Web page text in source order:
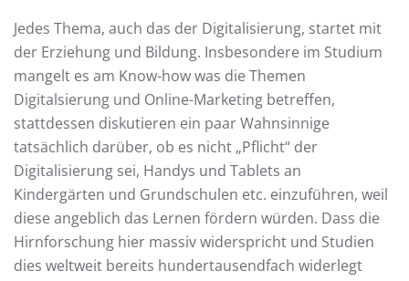
Jedes Thema, auch das der Digitalisierung, startet mit
der Erziehung und Bildung. Insbesondere im Studium
mangelt es am Know-how was die Themen
Digitalsierung und Online-Marketing betreffen,
stattdessen diskutieren ein paar Wahnsinnige
tatsächlich darüber, ob es nicht „Pflicht“ der
Digitalisierung sei, Handys und Tablets an
Kindergärten und Grundschulen etc. einzuführen, weil
diese angeblich das Lernen fördern würden. Dass die
Hirnforschung hier massiv widerspricht und Studien
dies weltweit bereits hundertausendfach widerlegt